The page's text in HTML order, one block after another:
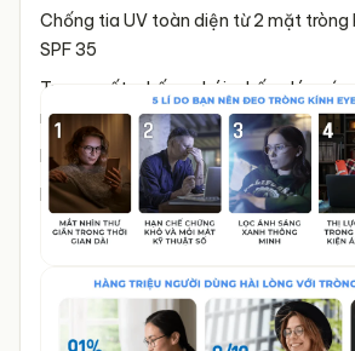
Chống tia UV toàn diện từ 2 mặt tròng
SPF 35
Trong suốt, chống chói, chống lóa
nét
Hạn chế bám trầy xước, bảo hành lớp
Hạn chế bám bẩn, bám nước, bám
tay,...